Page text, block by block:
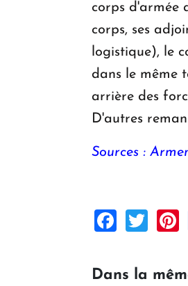
corps d'armée
corps, ses
logistique), le
dans le même
arrière des
D'autres
Sources :
Dans la